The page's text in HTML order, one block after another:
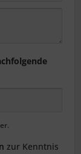
zur Kenntnis